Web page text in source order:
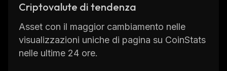
Criptovalute di tendenza
Asset con il maggior cambiamento nelle
visualizzazioni uniche di pagina su CoinStats
nelle ultime 24 ore.